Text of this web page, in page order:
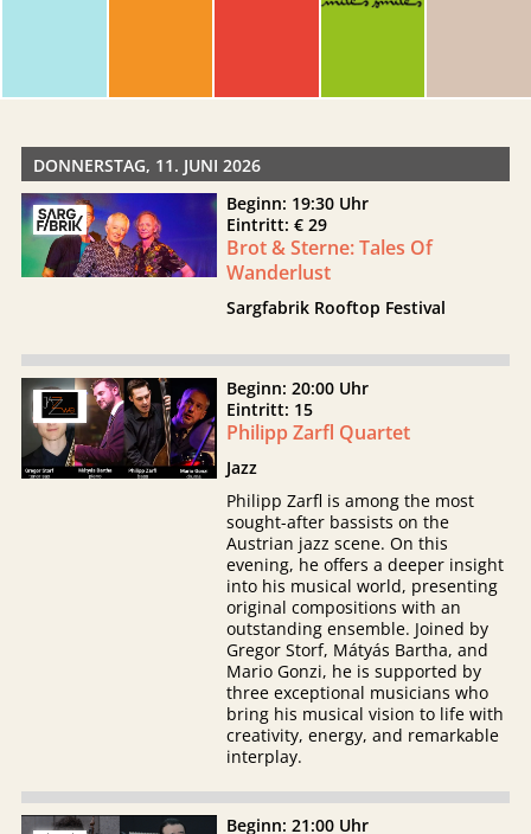
DONNERSTAG, 11. JUNI 2026
Beginn: 19:30 Uhr
Eintritt: € 29
Brot & Sterne: Tales Of
Wanderlust
Sargfabrik Rooftop Festival
Beginn: 20:00 Uhr
Eintritt: 15
Philipp Zarfl Quartet
Jazz
Philipp Zarfl is among the most
sought-after bassists on the
Austrian jazz scene. On this
evening, he offers a deeper insight
into his musical world, presenting
original compositions with an
outstanding ensemble. Joined by
Gregor Storf, Mátyás Bartha, and
Mario Gonzi, he is supported by
three exceptional musicians who
bring his musical vision to life with
creativity, energy, and remarkable
interplay.
Beginn: 21:00 Uhr